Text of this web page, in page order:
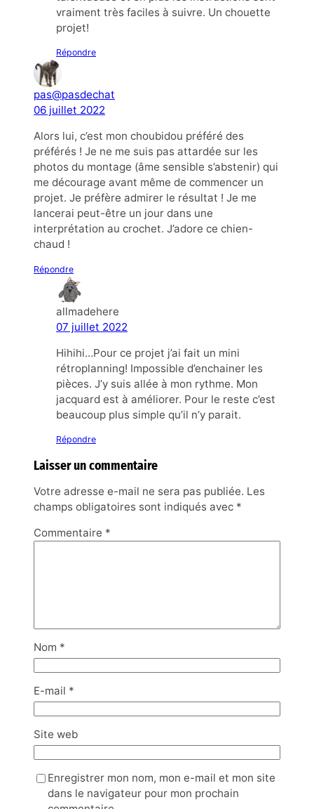
vraiment très faciles à suivre. Un chouette
projet!
Répondre
pas@pasdechat
06 juillet 2022
Alors lui, c’est mon choubidou préféré des
préférés ! Je ne me suis pas attardée sur les
photos du montage (âme sensible s’abstenir) qui
me décourage avant même de commencer un
projet. Je préfère admirer le résultat ! Je me
lancerai peut-être un jour dans une
interprétation au crochet. J’adore ce chien-
chaud !
Répondre
allmadehere
07 juillet 2022
Hihihi…Pour ce projet j’ai fait un mini
rétroplanning! Impossible d’enchainer les
pièces. J’y suis allée à mon rythme. Mon
jacquard est à améliorer. Pour le reste c’est
beaucoup plus simple qu’il n’y parait.
Répondre
Laisser un commentaire
Votre adresse e-mail ne sera pas publiée. Les
champs obligatoires sont indiqués avec *
Commentaire *
Nom *
E-mail *
Site web
Enregistrer mon nom, mon e-mail et mon site
dans le navigateur pour mon prochain